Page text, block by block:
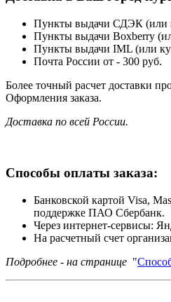
Пункты выдачи СДЭК (или
Пункты выдачи Boxberry
Пункты выдачи IML (или
Почта России от - 300 руб.
Более точный расчет доставки
Оформления заказа.
Доставка по всей России.
Способы оплаты заказа:
Банковской картой Visa,
поддержке ПАО Сбербанк.
Через интернет-сервисы:
На расчетный счет
Подробнее - на странице "